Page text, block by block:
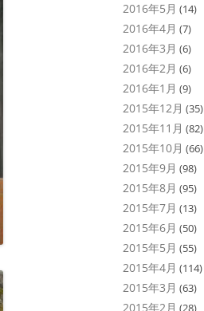
2016年5月 (14)
2016年4月 (7)
2016年3月 (6)
2016年2月 (6)
2016年1月 (9)
2015年12月 (35)
2015年11月 (82)
2015年10月 (66)
2015年9月 (98)
2015年8月 (95)
2015年7月 (13)
2015年6月 (50)
2015年5月 (55)
2015年4月 (114)
2015年3月 (63)
2015年2月 (28)